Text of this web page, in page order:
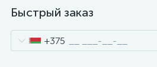
Быстрый заказ
+375